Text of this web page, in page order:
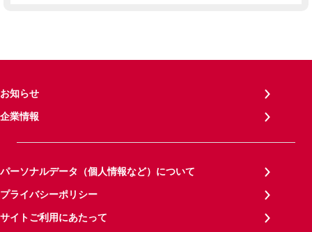
お知らせ
企業情報
パーソナルデータ（個人情報など）について
プライバシーポリシー
サイトご利用にあたって